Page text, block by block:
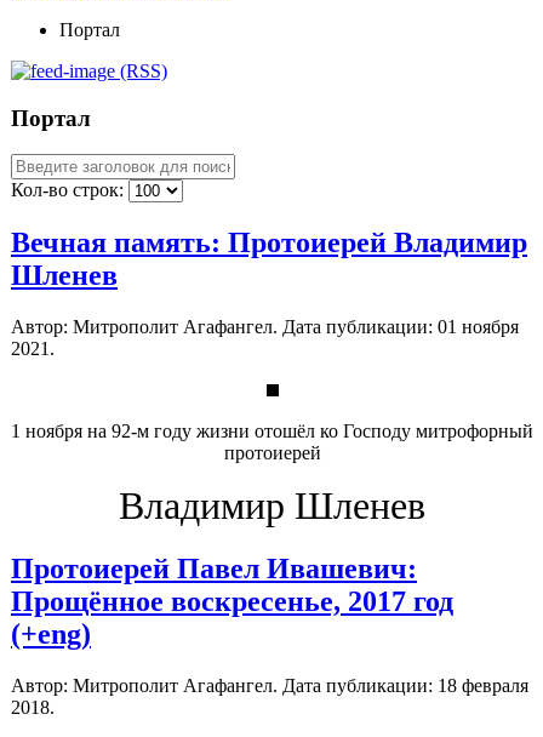
Портал
(RSS)
Портал
Кол-во строк:
Вечная память: Протоиерей Владимир
Шленев
Автор: Митрополит Агафангел. Дата публикации: 01 ноября
2021 .
1 ноября на 92-м году жизни отошёл ко Господу митрофорный
протоиерей
Владимир Шленев
Протоиерей Павел Ивашевич:
Прощённое воскресенье, 2017 год
(+eng)
Автор: Митрополит Агафангел. Дата публикации: 18 февраля
2018.